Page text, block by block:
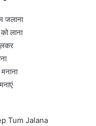
जलाना
लाना
Tum Jalana